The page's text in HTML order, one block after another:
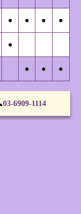
● ● ● ●
●
● ● ●
03-6909-1114